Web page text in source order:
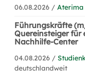
06.08.2026 / Aterima
Führungskräfte
Quereinsteiger für
Nachhilfe-Center
04.08.2026 /
deutschlandweit